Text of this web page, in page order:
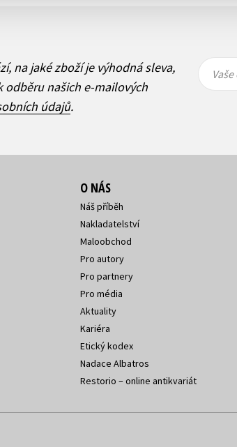
na jaké zboží je výhodná sleva,
odběru našich e-mailových
údajů.
Vaše
Vaše
O NÁS
Náš příběh
Nakladatelství
Maloobchod
Pro autory
Pro partnery
Pro média
Aktuality
Kariéra
Etický kodex
Nadace Albatros
Restorio – online antikvariát